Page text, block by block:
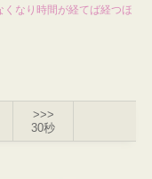
なり時間が経てば経つほ
>>>
30秒